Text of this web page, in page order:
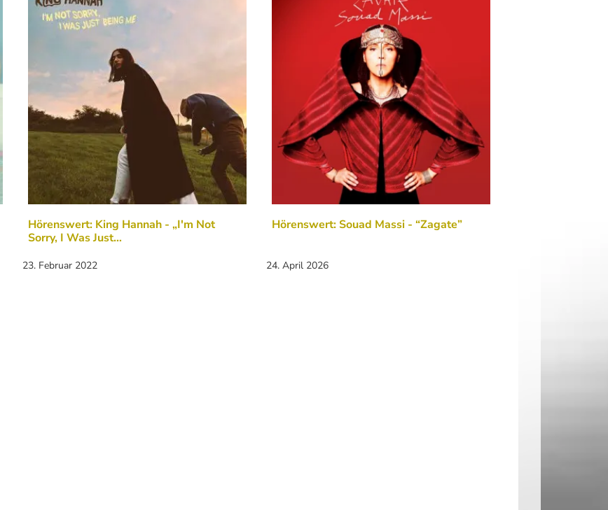
Hörenswert: King Hannah - „I'm Not
Sorry, I Was Just…
23. Februar 2022
Hörenswert: Souad Massi - “Zagate”
24. April 2026